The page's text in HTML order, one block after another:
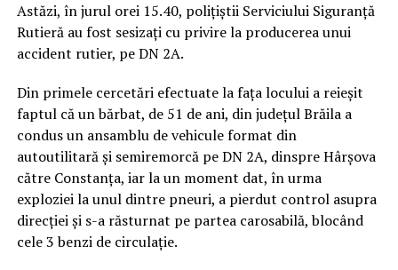
Astăzi, în jurul orei 15.40, polițiștii Serviciului Siguranță
Rutieră au fost sesizați cu privire la producerea unui
accident rutier, pe DN 2A.
Din primele cercetări efectuate la fața locului a reieșit
faptul că un bărbat, de 51 de ani, din județul Brăila a
condus un ansamblu de vehicule format din
autoutilitară și semiremorcă pe DN 2A, dinspre Hârșova
către Constanța, iar la un moment dat, în urma
exploziei la unul dintre pneuri, a pierdut control asupra
direcției și s-a răsturnat pe partea carosabilă, blocând
cele 3 benzi de circulație.